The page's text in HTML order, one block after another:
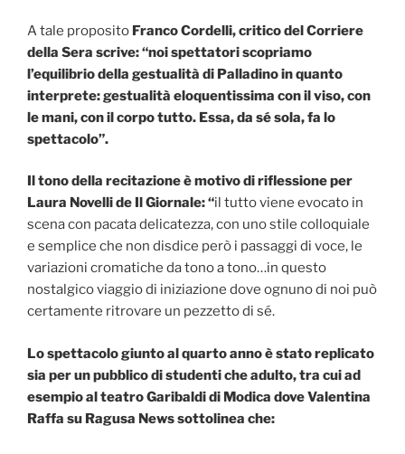
A tale proposito Franco Cordelli,critico del Corriere
della Sera scrive: “noi spettatori scopriamo
l’equilibrio della gestualità di Palladino in quanto
interprete: gestualità eloquentissima con il viso, con
le mani, con il corpo tutto. Essa, da sé sola, fa lo
spettacolo”.
Il tono della recitazione è motivo di riflessione per
Laura Novelli de Il Giornale: “il tutto viene evocato in
scena con pacata delicatezza, con uno stile colloquiale
e semplice che non disdice però i passaggi di voce, le
variazioni cromatiche da tono a tono…in questo
nostalgico viaggio di iniziazione dove ognuno di noi può
certamente ritrovare un pezzetto di sé.
Lo spettacolo giunto al quarto anno è stato replicato
sia per un pubblico di studenti che adulto, tra cui ad
esempio al teatro Garibaldi di Modica dove Valentina
Raffa su Ragusa News sottolinea che: